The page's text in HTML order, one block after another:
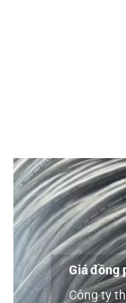
Giá đồng
Công ty